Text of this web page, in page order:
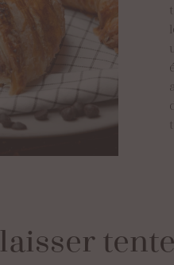
laisser